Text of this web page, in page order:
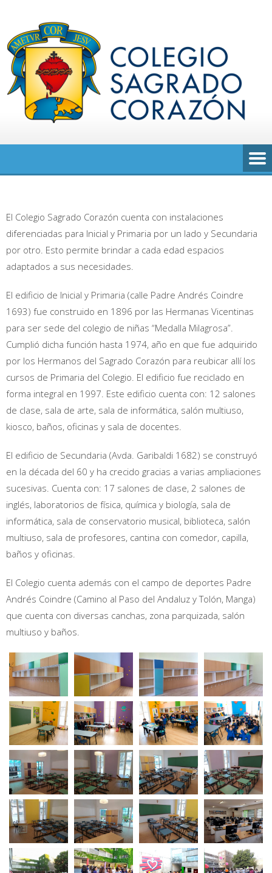
contenido
El Colegio Sagrado Corazón cuenta con instalaciones
diferenciadas para Inicial y Primaria por un lado y Secundaria
por otro. Esto permite brindar a cada edad espacios
adaptados a sus necesidades.
El edificio de Inicial y Primaria (calle Padre Andrés Coindre
1693) fue construido en 1896 por las Hermanas Vicentinas
para ser sede del colegio de niñas “Medalla Milagrosa”.
Cumplió dicha función hasta 1974, año en que fue adquirido
por los Hermanos del Sagrado Corazón para reubicar allí los
cursos de Primaria del Colegio. El edificio fue reciclado en
forma integral en 1997. Este edificio cuenta con: 12 salones
de clase, sala de arte, sala de informática, salón multiuso,
kiosco, baños, oficinas y sala de docentes.
El edificio de Secundaria (Avda. Garibaldi 1682) se construyó
en la década del 60 y ha crecido gracias a varias ampliaciones
sucesivas. Cuenta con: 17 salones de clase, 2 salones de
inglés, laboratorios de física, química y biología, sala de
informática, sala de conservatorio musical, biblioteca, salón
multiuso, sala de profesores, cantina con comedor, capilla,
baños y oficinas.
El Colegio cuenta además con el campo de deportes Padre
Andrés Coindre (Camino al Paso del Andaluz y Tolón, Manga)
que cuenta con diversas canchas, zona parquizada, salón
multiuso y baños.